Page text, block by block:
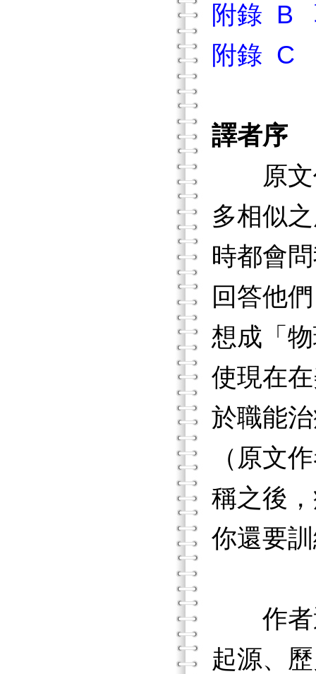
附錄 B
附錄 C
譯者序
原文作
多相似
時都會
回答他
想成「
使現在
於職能
（原文
稱之後
你還要
作者透
起源、